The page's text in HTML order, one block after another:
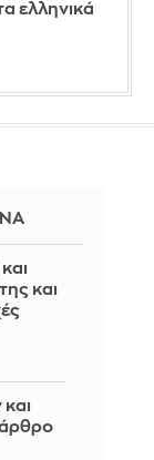
ελληνικά
και
άρθρο